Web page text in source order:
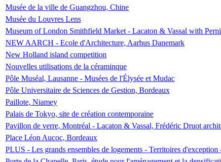
Musée de la ville de Guangzhou, Chine
Musée du Louvres Lens
Museum of London Smithfield Market - Lacaton & Vassal with
NEW AARCH - Ecole d'Architecture, Aarhus Danemark
New Holland island competition
Nouvelles utilisations de la céraminque
Pôle Muséal, Lausanne - Musées de l'Élysée et Mudac
Pôle Universitaire de Sciences de Gestion, Bordeaux
Paillote, Niamey
Palais de Tokyo, site de création contemporaine
Pavillon de verre, Montréal - Lacaton & Vassal, Frédéric Druot
Place Léon Aucoc, Bordeaux
PLUS - Les grands ensembles de logements - Territoires